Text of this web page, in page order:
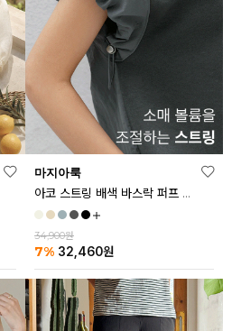
마지아룩
아코 스트링 배색 바스락 퍼프 반팔티
34,900원
7% 32,460원